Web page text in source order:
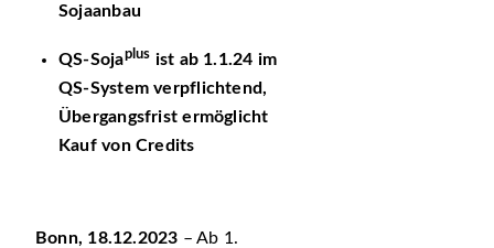
Sojaanbau
QS-Sojaplus ist ab 1.1.24 im
QS-System verpflichtend,
Übergangsfrist ermöglicht
Kauf von Credits
Bonn, 18.12.2023 – Ab 1.